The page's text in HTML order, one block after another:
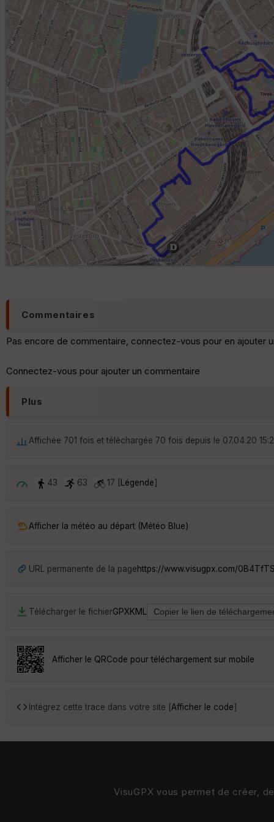
Commentaires
Pas encore de commentaire, connectez-vous pour en ajouter
Connectez-vous pour ajouter un commentaire
Plus
Affichée 701 fois et téléchargée 70 fois depuis le 07.04.20
43 63 17 [ Légende]
Afficher la météo au départ (Météo Blue)
URL permanente de la pagehttps://www.visugpx.com/
Télécharger le fichierGPXKML
Afficher le QRCode pour téléchargement sur mobile
Intégrez cette trace dans votre site [Afficher le code]
VisuGPX vous permet de créer,